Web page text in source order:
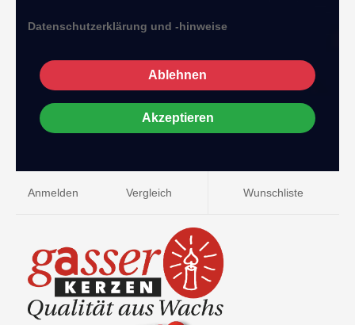
Datenschutzerklärung und -hinweise
Ablehnen
Akzeptieren
Anmelden Vergleich Wunschliste